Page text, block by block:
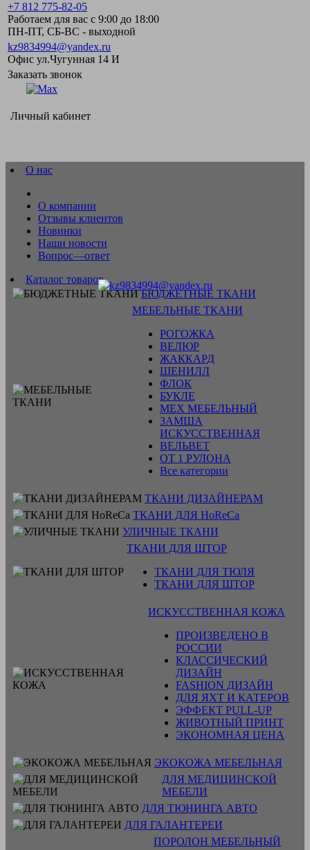
+7 812 775-82-05
Работаем для вас с 9:00 до 18:00
ПН-ПТ, СБ-ВС - выходной
kz9834994@yandex.ru
Офис ул.Чугунная 14 И
Заказать звонок
Личный кабинет
О нас
О компании
Отзывы клиентов
Новинки
Наши новости
Вопрос—ответ
Каталог товаров
БЮДЖЕТНЫЕ ТКАНИ
МЕБЕЛЬНЫЕ ТКАНИ
РОГОЖКА
ВЕЛЮР
ЖАККАРД
ШЕНИЛЛ
ФЛОК
БУКЛЕ
МЕХ МЕБЕЛЬНЫЙ
ЗАМША
ИСКУССТВЕННАЯ
ВЕЛЬВЕТ
ОТ 1 РУЛОНА
Все категории
ТКАНИ ДИЗАЙНЕРАМ
ТКАНИ ДЛЯ HoReCa
УЛИЧНЫЕ ТКАНИ
ТКАНИ ДЛЯ ШТОР
ТКАНИ ДЛЯ ТЮЛЯ
ТКАНИ ДЛЯ ШТОР
ИСКУССТВЕННАЯ КОЖА
ПРОИЗВЕДЕНО В
РОССИИ
КЛАССИЧЕСКИЙ
ДИЗАЙН
FASHION ДИЗАЙН
ДЛЯ ЯХТ И КАТЕРОВ
ЭФФЕКТ PULL-UP
ЖИВОТНЫЙ ПРИНТ
ЭКОНОМНАЯ ЦЕНА
ЭКОКОЖА МЕБЕЛЬНАЯ
ДЛЯ МЕДИЦИНСКОЙ
МЕБЕЛИ
ДЛЯ ТЮНИНГА АВТО
ДЛЯ ГАЛАНТЕРЕИ
ПОРОЛОН МЕБЕЛЬНЫЙ